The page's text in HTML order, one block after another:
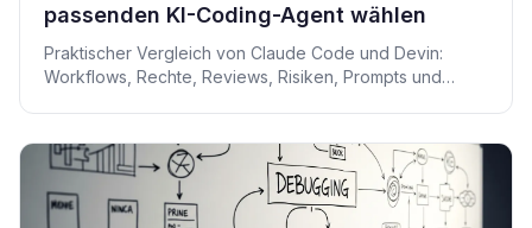
passenden KI-Coding-Agent wählen
Praktischer Vergleich von Claude Code und Devin:
Workflows, Rechte, Reviews, Risiken, Prompts und